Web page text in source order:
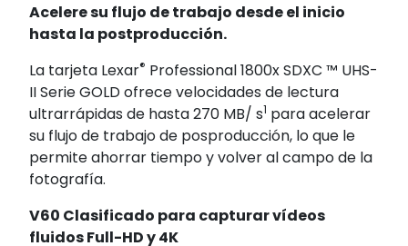
Acelere su flujo de trabajo desde el inicio
hasta la postproducción.
La tarjeta Lexar® Professional 1800x SDXC ™ UHS-
II Serie GOLD ofrece velocidades de lectura
ultrarrápidas de hasta 270 MB/ s1 para acelerar
su flujo de trabajo de posproducción, lo que le
permite ahorrar tiempo y volver al campo de la
fotografía.
V60 Clasificado para capturar vídeos
fluidos Full-HD y 4K